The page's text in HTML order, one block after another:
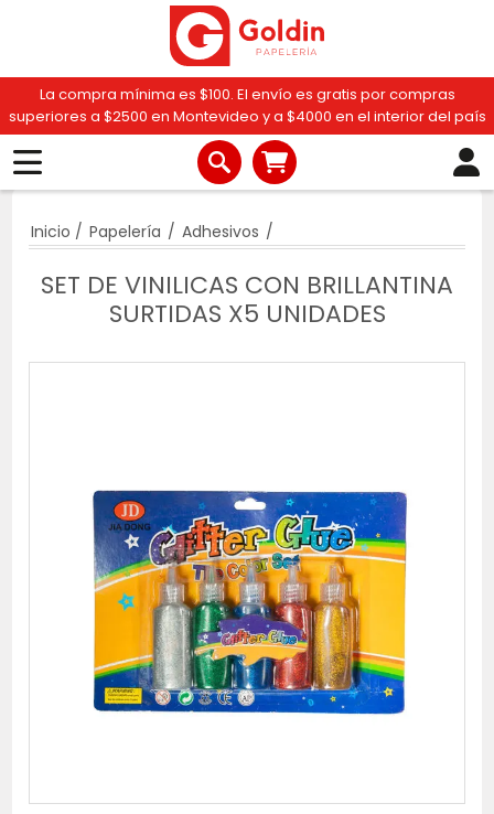
La compra mínima es $100. El envío es gratis por compras
superiores a $2500 en Montevideo y a $4000 en el interior del país
Inicio / Papelería / Adhesivos /
SET DE VINILICAS CON BRILLANTINA
SURTIDAS X5 UNIDADES